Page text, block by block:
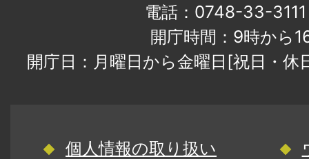
電話：0748-33-
開庁時間：9時から
開庁日：月曜日から金曜日[祝日・
個人情報の取り扱い